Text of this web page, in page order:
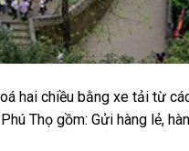
hai chiều bằng xe tải từ
Thọ gồm: Gửi hàng lẻ,